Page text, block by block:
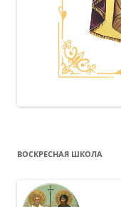
ВОСКРЕСНАЯ ШКОЛА